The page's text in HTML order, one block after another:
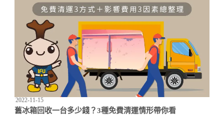
2022-11-15
舊冰箱回收一台多少錢？3種免費清運情形帶你看